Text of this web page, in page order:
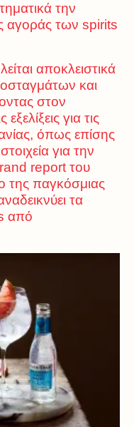
την
αγοράς των spirits
αποκλειστικά
και
στον
για τις
όπως επίσης
για την
report του
της παγκόσμιας
τα
από